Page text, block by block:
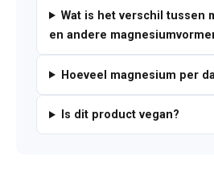
Wat is het verschil tussen
en andere
Hoeveel magnesium per
Is dit product vegan?